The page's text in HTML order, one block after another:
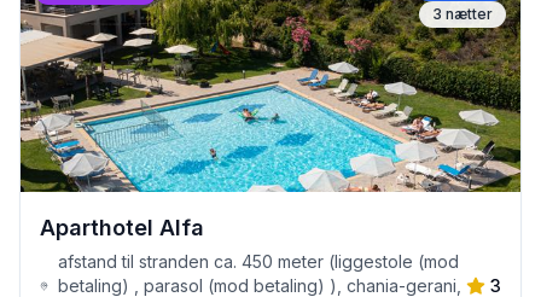
3 nætter
Aparthotel Alfa
afstand til stranden ca. 450 meter (liggestole (mod
betaling) , parasol (mod betaling) ), chania-gerani,
3